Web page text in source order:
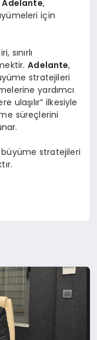
Adelante,
için
sınırlı
Adelante,
stratejileri
yardımcı
ulaşılır” ilkesiyle
süreçlerini
büyüme stratejileri